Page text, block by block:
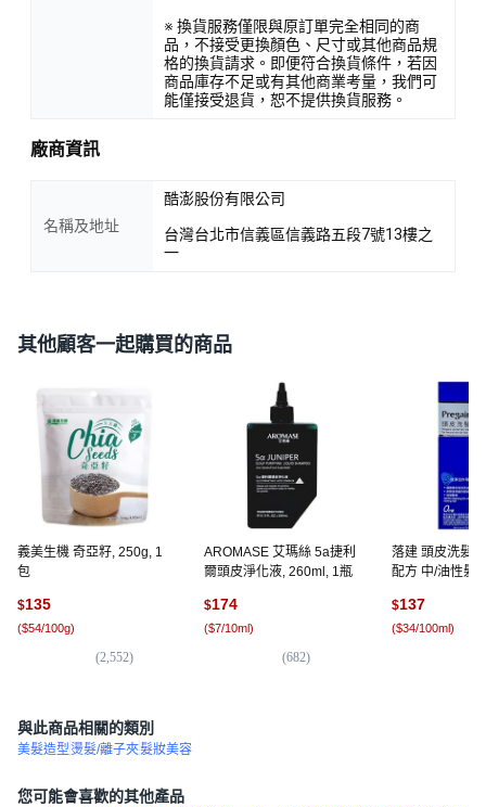
※ 換貨服務僅限與原訂單完全相同的商
品，不接受更換顏色、尺寸或其他商品規
格的換貨請求。即便符合換貨條件，若因
商品庫存不足或有其他商業考量，我們可
能僅接受退貨，恕不提供換貨服務。
廠商資訊
名稱及地址
酷澎股份有限公司
台灣台北市信義區信義路五段7號13樓之
一
其他顧客一起購買的商品
義美生機 奇亞籽, 250g, 1
包
$135
($54/100g)
(2,552)
AROMASE 艾瑪絲 5a捷利
爾頭皮淨化液, 260ml, 1瓶
$174
($7/10ml)
(682)
落建 頭皮洗髮
配方 中/油性髮
$137
($34/100ml)
與此商品相關的類別
美髮造型燙髮/離子夾髮妝美容
您可能會喜歡的其他產品